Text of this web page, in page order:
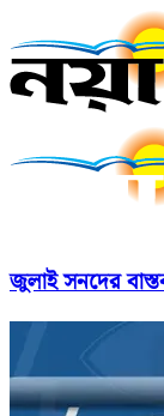
জুলাই সনদের